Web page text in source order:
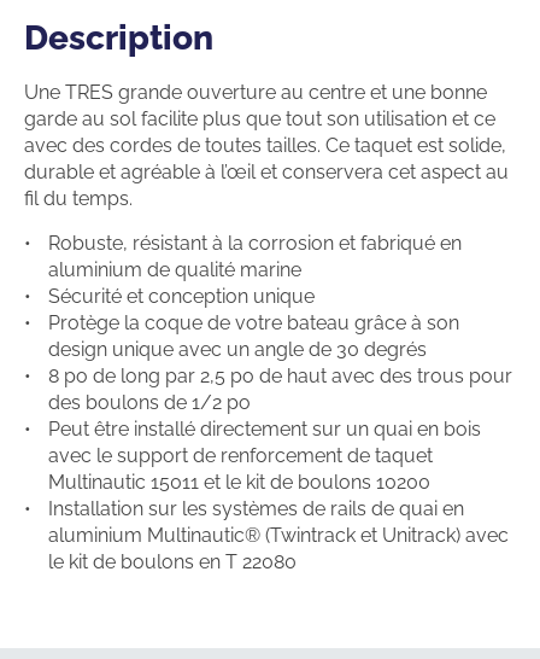
Description
Description
Une TRES grande ouverture au centre et une bonne
garde au sol facilite plus que tout son utilisation et ce
avec des cordes de toutes tailles. Ce taquet est solide,
durable et agréable à l’œil et conservera cet aspect au
fil du temps.
Robuste, résistant à la corrosion et fabriqué en
aluminium de qualité marine
Sécurité et conception unique
Protège la coque de votre bateau grâce à son
design unique avec un angle de 30 degrés
8 po de long par 2,5 po de haut avec des trous pour
des boulons de 1/2 po
Peut être installé directement sur un quai en bois
avec le support de renforcement de taquet
Multinautic 15011 et le kit de boulons 10200
Installation sur les systèmes de rails de quai en
aluminium Multinautic® (Twintrack et Unitrack) avec
le kit de boulons en T 22080